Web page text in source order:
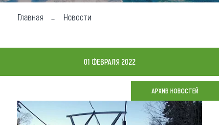
Чем заняться
Карта
Что привезти (сувениры)
Главная Новости
01 ФЕВРАЛЯ 2022
АРХИВ НОВОСТЕЙ